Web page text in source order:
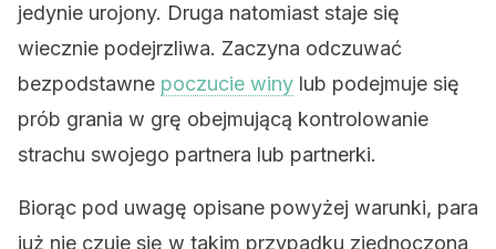
jedynie urojony. Druga natomiast staje się
wiecznie podejrzliwa. Zaczyna odczuwać
bezpodstawne poczucie winy lub podejmuje się
prób grania w grę obejmującą kontrolowanie
strachu swojego partnera lub partnerki.
Biorąc pod uwagę opisane powyżej warunki, para
już nie czuje się w takim przypadku zjednoczona